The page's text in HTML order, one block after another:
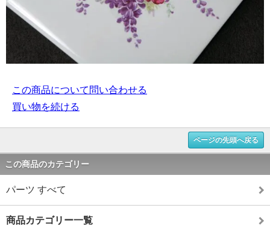
この商品について問い合わせる
買い物を続ける
ページの先頭へ戻る
この商品のカテゴリー
パーツ すべて
商品カテゴリー一覧